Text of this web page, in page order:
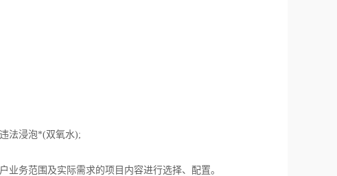
法浸泡*(双氧水);
务范围及实际需求的项目内容进行选择、配置。